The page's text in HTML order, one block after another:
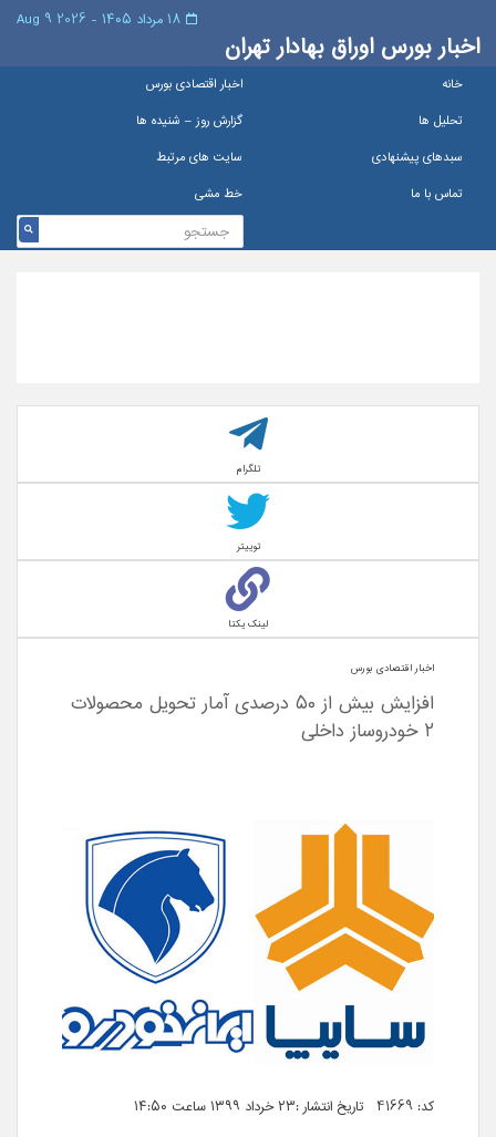
اخبار بورس اوراق بهادار تهران
خانه
اخبار اقتصادی بورس
تحلیل ها
گزارش روز – شنيده ها
سبدهای پیشنهادی
سایت های مرتبط
تماس با ما
خط مشی
تلگرام
توییتر
لینک یکتا
اخبار اقتصادی بورس
افزایش بیش از ۵۰ درصدی آمار تحویل محصولات
۲ خودروساز داخلی
کد: 41669 تاریخ انتشار :۲۳ خرداد ۱۳۹۹ ساعت ۱۴:۵۰